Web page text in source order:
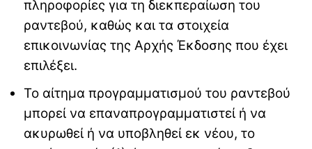
πληροφορίες για τη διεκπεραίωση του
ραντεβού, καθώς και τα στοιχεία
επικοινωνίας της Αρχής Έκδοσης που έχει
επιλέξει.
Το αίτημα προγραμματισμού του ραντεβού
μπορεί να επαναπρογραμματιστεί ή να
ακυρωθεί ή να υποβληθεί εκ νέου, το